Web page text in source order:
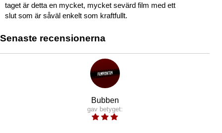
taget är detta en mycket, mycket sevärd film med ett
slut som är såväl enkelt som kraftfullt.
Senaste recensionerna
Bubben
gav betyget: